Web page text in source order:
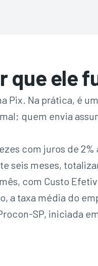
que ele
Na prática, é
quem envia
com juros de
seis meses,
com Custo
a taxa média do
SP, iniciada